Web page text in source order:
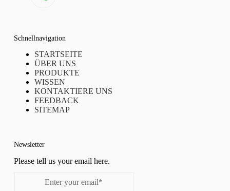
Schnellnavigation
STARTSEITE
ÜBER UNS
PRODUKTE
WISSEN
KONTAKTIERE UNS
FEEDBACK
SITEMAP
Newsletter
Please tell us your email here.